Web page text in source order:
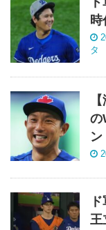
時
タ
の
ン
王